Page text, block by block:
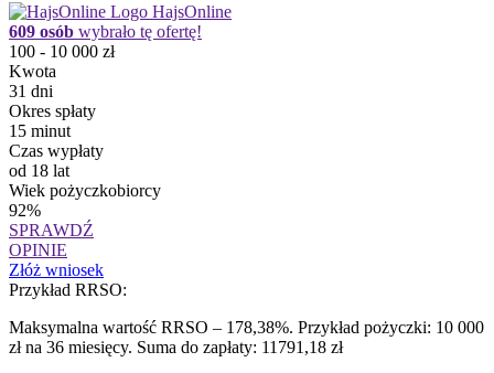
HajsOnline
609 osób wybrało tę ofertę!
100 - 10 000 zł
Kwota
31 dni
Okres spłaty
15 minut
Czas wypłaty
od 18 lat
Wiek pożyczkobiorcy
92%
SPRAWDŹ
OPINIE
Złóż wniosek
Przykład RRSO:
Maksymalna wartość RRSO – 178,38%. Przykład pożyczki: 10 000
zł na 36 miesięcy. Suma do zapłaty: 11791,18 zł